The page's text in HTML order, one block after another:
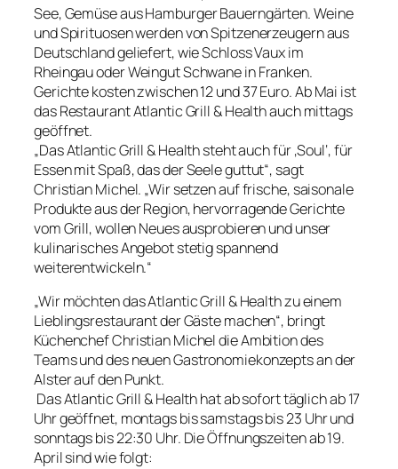
See, Gemüse aus Hamburger Bauerngärten. Weine
und Spirituosen werden von Spitzenerzeugern aus
Deutschland geliefert, wie Schloss Vaux im
Rheingau oder Weingut Schwane in Franken.
Gerichte kosten zwischen 12 und 37 Euro. Ab Mai ist
das Restaurant Atlantic Grill & Health auch mittags
geöffnet.
„Das Atlantic Grill & Health steht auch für ‚Soul‘, für
Essen mit Spaß, das der Seele guttut“, sagt
Christian Michel. „Wir setzen auf frische, saisonale
Produkte aus der Region, hervorragende Gerichte
vom Grill, wollen Neues ausprobieren und unser
kulinarisches Angebot stetig spannend
weiterentwickeln.“
„Wir möchten das Atlantic Grill & Health zu einem
Lieblingsrestaurant der Gäste machen“, bringt
Küchenchef Christian Michel die Ambition des
Teams und des neuen Gastronomiekonzepts an der
Alster auf den Punkt.
Das Atlantic Grill & Health hat ab sofort täglich ab 17
Uhr geöffnet, montags bis samstags bis 23 Uhr und
sonntags bis 22:30 Uhr. Die Öffnungszeiten ab 19.
April sind wie folgt: